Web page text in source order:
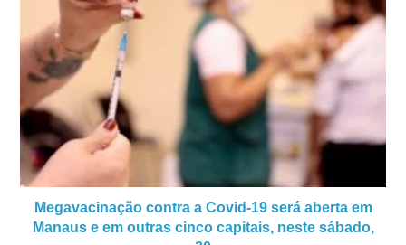
Megavacinação contra a Covid-19 será aberta em
Manaus e em outras cinco capitais, neste sábado,